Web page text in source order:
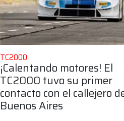
TC2000
¡Calentando motores! El
TC2000 tuvo su primer
contacto con el callejero
Buenos Aires